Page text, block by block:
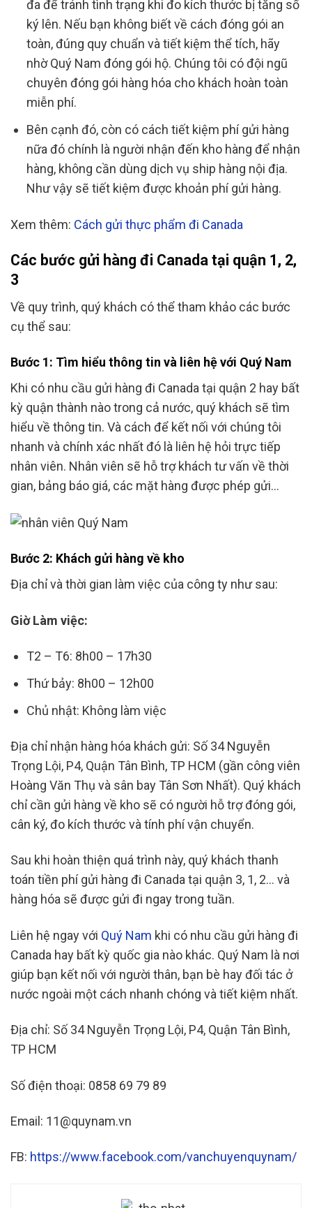
đa để tránh tình trạng khi đo kích thước bị tăng số
ký lên. Nếu bạn không biết về cách đóng gói an
toàn, đúng quy chuẩn và tiết kiệm thể tích, hãy
nhờ Quý Nam đóng gói hộ. Chúng tôi có đội ngũ
chuyên đóng gói hàng hóa cho khách hoàn toàn
miễn phí.
Bên cạnh đó, còn có cách tiết kiệm phí gửi hàng
nữa đó chính là người nhận đến kho hàng để nhận
hàng, không cần dùng dịch vụ ship hàng nội địa.
Như vậy sẽ tiết kiệm được khoản phí gửi hàng.
Xem thêm: Cách gửi thực phẩm đi Canada
Các bước gửi hàng đi Canada tại quận 1, 2,
3
Về quy trình, quý khách có thể tham khảo các bước
cụ thể sau:
Bước 1: Tìm hiểu thông tin và liên hệ với Quý Nam
Khi có nhu cầu gửi hàng đi Canada tại quận 2 hay bất
kỳ quận thành nào trong cả nước, quý khách sẽ tìm
hiểu về thông tin. Và cách để kết nối với chúng tôi
nhanh và chính xác nhất đó là liên hệ hỏi trực tiếp
nhân viên. Nhân viên sẽ hỗ trợ khách tư vấn về thời
gian, bảng báo giá, các mặt hàng được phép gửi…
Bước 2: Khách gửi hàng về kho
Địa chỉ và thời gian làm việc của công ty như sau:
Giờ Làm việc:
T2 – T6: 8h00 – 17h30
Thứ bảy: 8h00 – 12h00
Chủ nhật: Không làm việc
Địa chỉ nhận hàng hóa khách gửi: Số 34 Nguyễn
Trọng Lội, P4, Quận Tân Bình, TP HCM (gần công viên
Hoàng Văn Thụ và sân bay Tân Sơn Nhất). Quý khách
chỉ cần gửi hàng về kho sẽ có người hỗ trợ đóng gói,
cân ký, đo kích thước và tính phí vận chuyển.
Sau khi hoàn thiện quá trình này, quý khách thanh
toán tiền phí gửi hàng đi Canada tại quận 3, 1, 2… và
hàng hóa sẽ được gửi đi ngay trong tuần.
Liên hệ ngay với Quý Nam khi có nhu cầu gửi hàng đi
Canada hay bất kỳ quốc gia nào khác. Quý Nam là nơi
giúp bạn kết nối với người thân, bạn bè hay đối tác ở
nước ngoài một cách nhanh chóng và tiết kiệm nhất.
Địa chỉ: Số 34 Nguyễn Trọng Lội, P4, Quận Tân Bình,
TP HCM
Số điện thoại: 0858 69 79 89
Email: 11@quynam.vn
FB: https://www.facebook.com/vanchuyenquynam/